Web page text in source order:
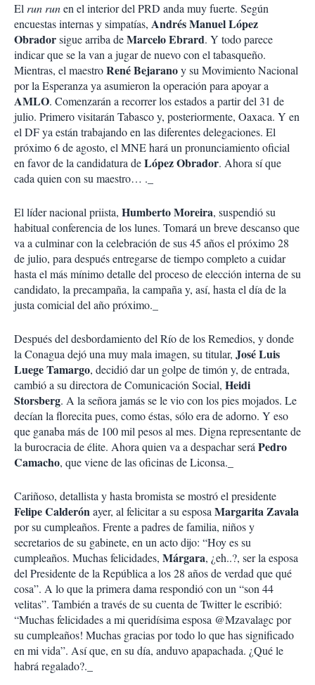
El run runen el interior del PRD anda muy fuerte. Según
encuestas internas y simpatías, Andrés Manuel López
Obradorsigue arriba deMarcelo Ebrard. Y todo parece
indicar que se la van a jugar de nuevo con el tabasqueño.
Mientras, el maestroRené Bejaranoy su Movimiento Nacional
por la Esperanza ya asumieron la operación para apoyar a
AMLO. Comenzarán a recorrer los estados a partir del 31 de
julio. Primero visitarán Tabasco y, posteriormente, Oaxaca. Y en
el DF ya están trabajando en las diferentes delegaciones. El
próximo 6 de agosto, el MNE hará un pronunciamiento oficial
en favor de la candidatura deLópez Obrador. Ahora sí que
cada quien con su maestro… ._
El líder nacional priista, Humberto Moreira, suspendió su
habitual conferencia de los lunes. Tomará un breve descanso que
va a culminar con la celebración de sus 45 años el próximo 28
de julio, para después entregarse de tiempo completo a cuidar
hasta el más mínimo detalle del proceso de elección interna de su
candidato, la precampaña, la campaña y, así, hasta el día de la
justa comicial del año próximo._
Después del desbordamiento del Río de los Remedios, y donde
la Conagua dejó una muy mala imagen, su titular, José Luis
Luege Tamargo, decidió dar un golpe de timón y, de entrada,
cambió a su directora de Comunicación Social, Heidi
Storsberg. A la señora jamás se le vio con los pies mojados. Le
decían la florecita pues, como éstas, sólo era de adorno. Y eso
que ganaba más de 100 mil pesos al mes. Digna representante de
la burocracia de élite. Ahora quien va a despachar será Pedro
Camacho, que viene de las oficinas de Liconsa._
Cariñoso, detallista y hasta bromista se mostró el presidente
Felipe Calderónayer, al felicitar a su esposa Margarita Zavala
por su cumpleaños. Frente a padres de familia, niños y
secretarios de su gabinete, en un acto dijo: “Hoy es su
cumpleaños. Muchas felicidades, Márgara, ¿eh..?, ser la esposa
del Presidente de la República a los 28 años de verdad que qué
cosa”. A lo que la primera dama respondió con un “son 44
velitas”. También a través de su cuenta de Twitter le escribió:
“Muchas felicidades a mi queridísima esposa @Mzavalagc por
su cumpleaños! Muchas gracias por todo lo que has significado
en mi vida”. Así que, en su día, anduvo apapachada. ¿Qué le
habrá regalado?._